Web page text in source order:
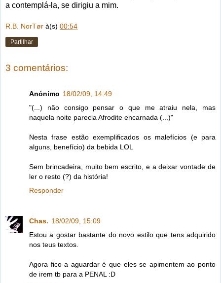
a contemplá-la, se dirigiu a mim.
R.B. NorTør à(s) 00:54
Partilhar
3 comentários:
Anónimo 18/02/09, 14:49
"(...) não consigo pensar o que me atraiu nela, mas
naquela noite parecia Afrodite encarnada (...)"
Nesta frase estão exemplificados os malefícios (e para
alguns, benefício) da bebida LOL
Sem brincadeira, muito bem escrito, e a deixar vontade de
ler o resto (?) da história!
Responder
Chas. 18/02/09, 15:09
Estou a gostar bastante do novo estilo que tens adquirido
nos teus textos.
Agora fico a aguardar é que eles se apimentem ao ponto
de irem tb para a PENAL :D